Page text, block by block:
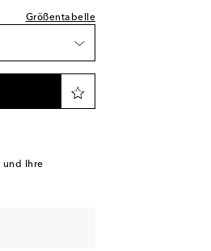
Größentabelle
und Ihre